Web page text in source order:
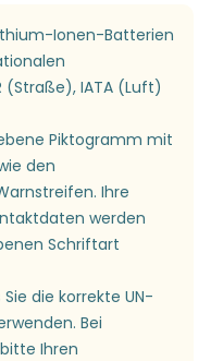
Ionen-Batterien
IATA (Luft)
Piktogramm mit
den
Ihre
werden
Schriftart
die korrekte UN-
Bei
Ihren